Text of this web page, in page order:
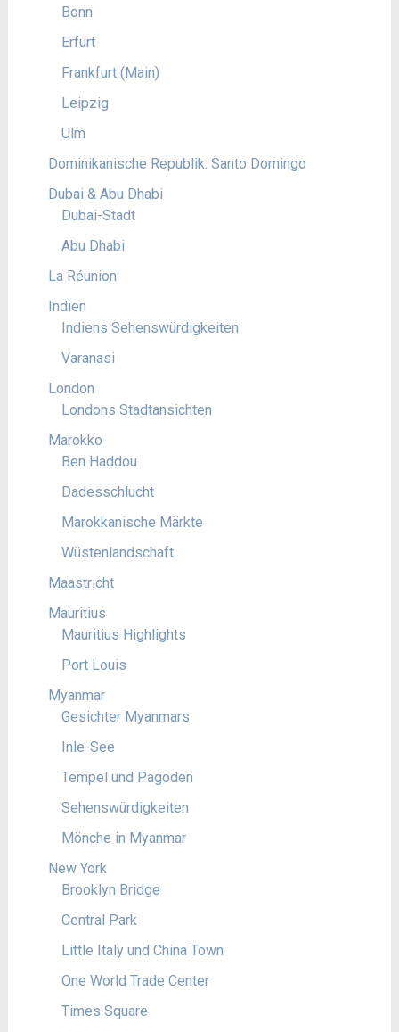
Bonn
Erfurt
Frankfurt (Main)
Leipzig
Ulm
Dominikanische Republik: Santo Domingo
Dubai & Abu Dhabi
Dubai-Stadt
Abu Dhabi
La Réunion
Indien
Indiens Sehenswürdigkeiten
Varanasi
London
Londons Stadtansichten
Marokko
Ben Haddou
Dadesschlucht
Marokkanische Märkte
Wüstenlandschaft
Maastricht
Mauritius
Mauritius Highlights
Port Louis
Myanmar
Gesichter Myanmars
Inle-See
Tempel und Pagoden
Sehenswürdigkeiten
Mönche in Myanmar
New York
Brooklyn Bridge
Central Park
Little Italy und China Town
One World Trade Center
Times Square